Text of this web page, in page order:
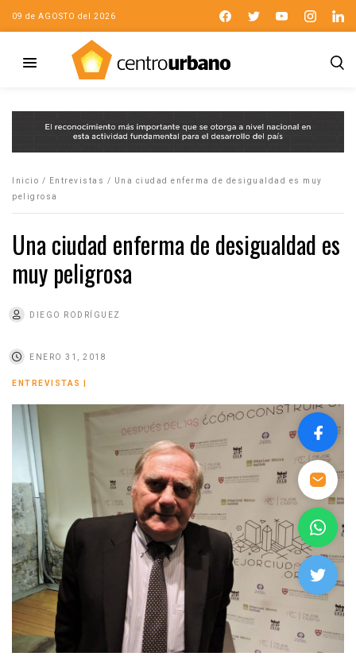
09 de AGOSTO del 2026
Inicio / Entrevistas /
Una ciudad enferma de desigualdad es muy
peligrosa
Una ciudad enferma de desigualdad es
muy peligrosa
DIEGO RODRÍGUEZ
ENERO 31, 2018
ENTREVISTAS